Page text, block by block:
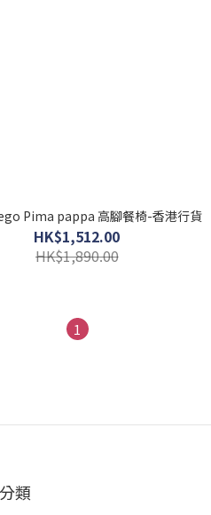
Pima pappa 高腳餐椅-香港行貨
HK$1,512.00
HK$1,890.00
1
類